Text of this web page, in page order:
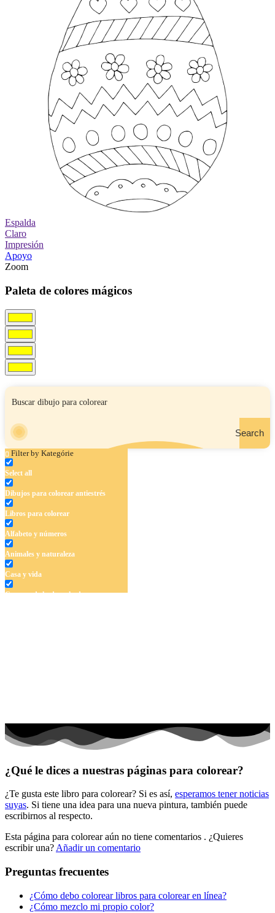
Espalda
Claro
Impresión
Apoyo
Zoom
Paleta de colores mágicos
Search
Filter by Kategórie
Select all
Dibujos para colorear antiestrés
Libros para colorear
Alfabeto y números
Animales y naturaleza
Casa y vida
Cuentos de hadas y hadas
Halloween y otoño
Mandalas
Música e instrumentos musicales
Peluches y caballos
Primavera y pascua
Transporte
Verano y vacaciones
¿Qué le dices a nuestras páginas para colorear?
¿Te gusta este libro para colorear? Si es así, esperamos tener noticias
suyas. Si tiene una idea para una nueva pintura, también puede
escribirnos al respecto.
Esta página para colorear aún no tiene comentarios . ¿Quieres
escribir una? Añadir un comentario
Preguntas frecuentes
¿Cómo debo colorear libros para colorear en línea?
¿Cómo mezclo mi propio color?